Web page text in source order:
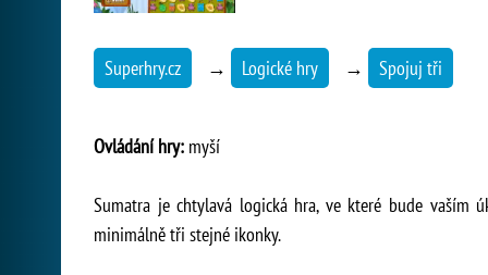
Superhry.cz → Logické hry → Spojuj tři
Ovládání hry: myší
Sumatra je chtylavá logická hra, ve které bude vaším
minimálně tři stejné ikonky.